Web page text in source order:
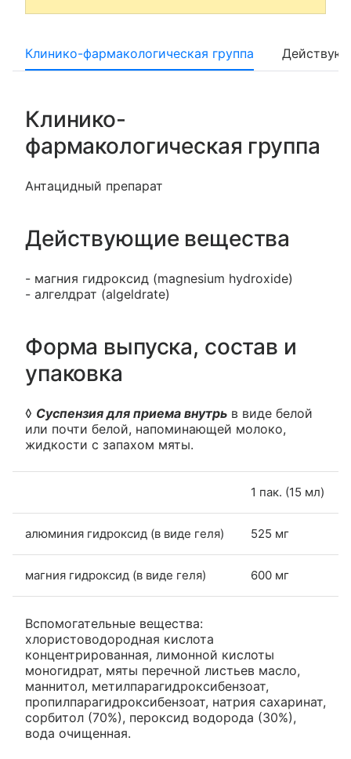
Клинико-фармакологическая группа
Клинико-
фармакологическая группа
Антацидный препарат
Действующие вещества
- магния гидроксид (magnesium hydroxide)
- алгелдрат (algeldrate)
Форма выпуска, состав и
упаковка
◊ Суспензия для приема внутрь в виде белой
или почти белой, напоминающей молоко,
жидкости с запахом мяты.
1 пак. (15 мл)
алюминия гидроксид (в виде геля) 525 мг
магния гидроксид (в виде геля) 600 мг
Вспомогательные вещества:
хлористоводородная кислота
концентрированная, лимонной кислоты
моногидрат, мяты перечной листьев масло,
маннитол, метилпарагидроксибензоат,
пропилпарагидроксибензоат, натрия сахаринат,
сорбитол (70%), пероксид водорода (30%),
вода очищенная.